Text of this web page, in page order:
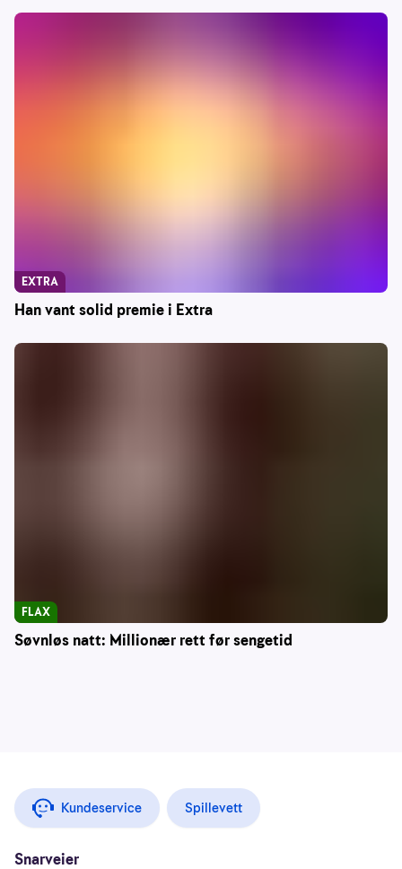
Han vant solid premie i Extra
EXTRA
Søvnløs natt: Millionær rett før sengetid
FLAX
Kundeservice Spillevett
Snarveier